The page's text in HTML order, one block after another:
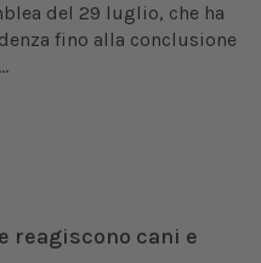
del 29 luglio, che ha
fino alla conclusione
reagiscono cani e